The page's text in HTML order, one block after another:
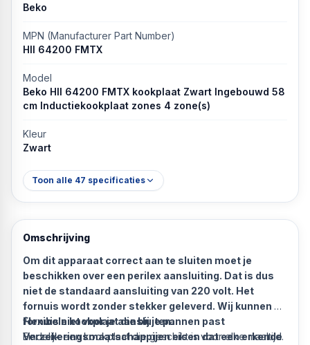
Beko
MPN (Manufacturer Part Number)
HII 64200 FMTX
Model
Beko HII 64200 FMTX kookplaat Zwart Ingebouwd 58
cm Inductiekookplaat zones 4 zone(s)
Kleur
Zwart
Toon alle 47 specificaties
Omschrijving
Om dit apparaat correct aan te sluiten moet je
beschikken over een perilex aansluiting. Dat is dus
niet de standaard aansluiting van 220 volt. Het
fornuis wordt zonder stekker geleverd. Wij kunnen dit
fornuis niet voor je aansluiten.
Verzekeringsmaatschappijen eisen dat een erkende
Flexibele kookplaat die bij je pannen past
Eindelijk een kookplaat die geschikt is voor elke maaltijd.